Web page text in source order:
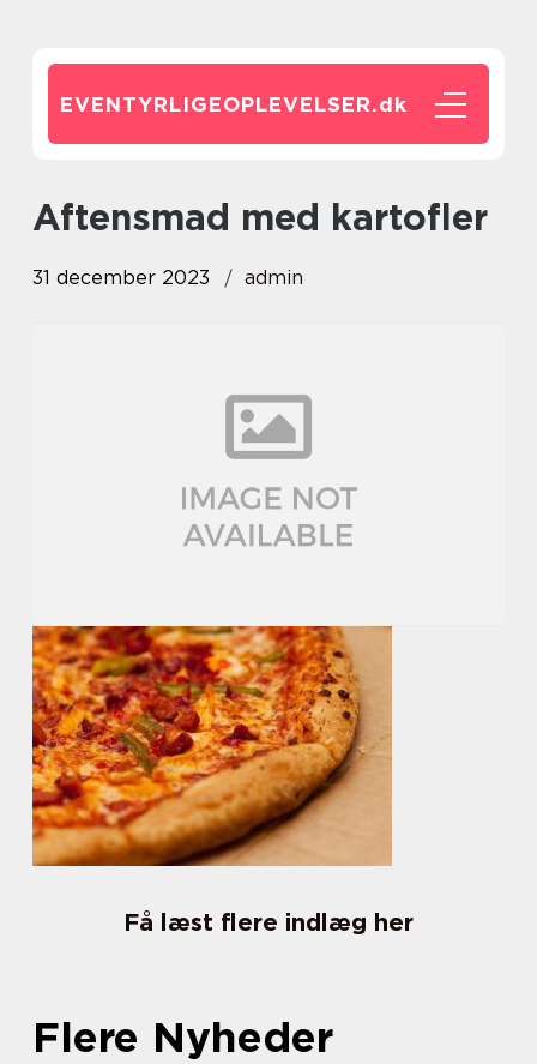
EVENTYRLIGEOPLEVELSER.dk
aftensmad med kartofler
31 december 2023 admin
Få læst flere indlæg her
Flere Nyheder